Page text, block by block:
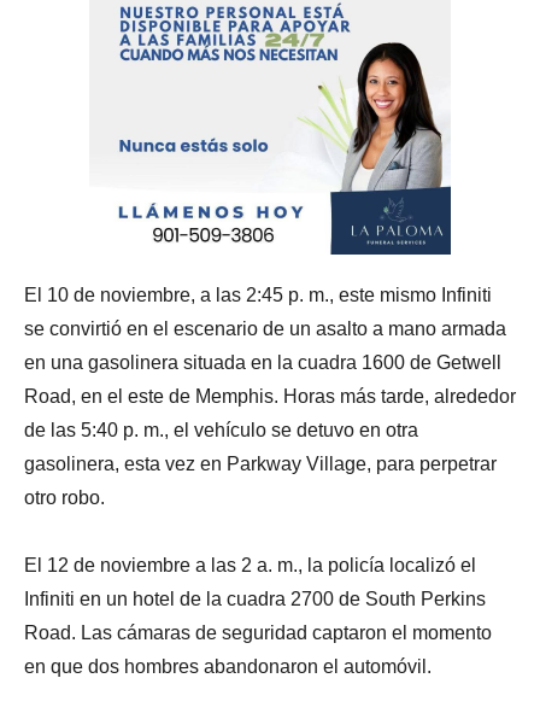
El 10 de noviembre, a las 2:45 p. m., este mismo Infiniti
se convirtió en el escenario de un asalto a mano armada
en una gasolinera situada en la cuadra 1600 de Getwell
Road, en el este de Memphis. Horas más tarde, alrededor
de las 5:40 p. m., el vehículo se detuvo en otra
gasolinera, esta vez en Parkway Village, para perpetrar
otro robo.
El 12 de noviembre a las 2 a. m., la policía localizó el
Infiniti en un hotel de la cuadra 2700 de South Perkins
Road. Las cámaras de seguridad captaron el momento
en que dos hombres abandonaron el automóvil.